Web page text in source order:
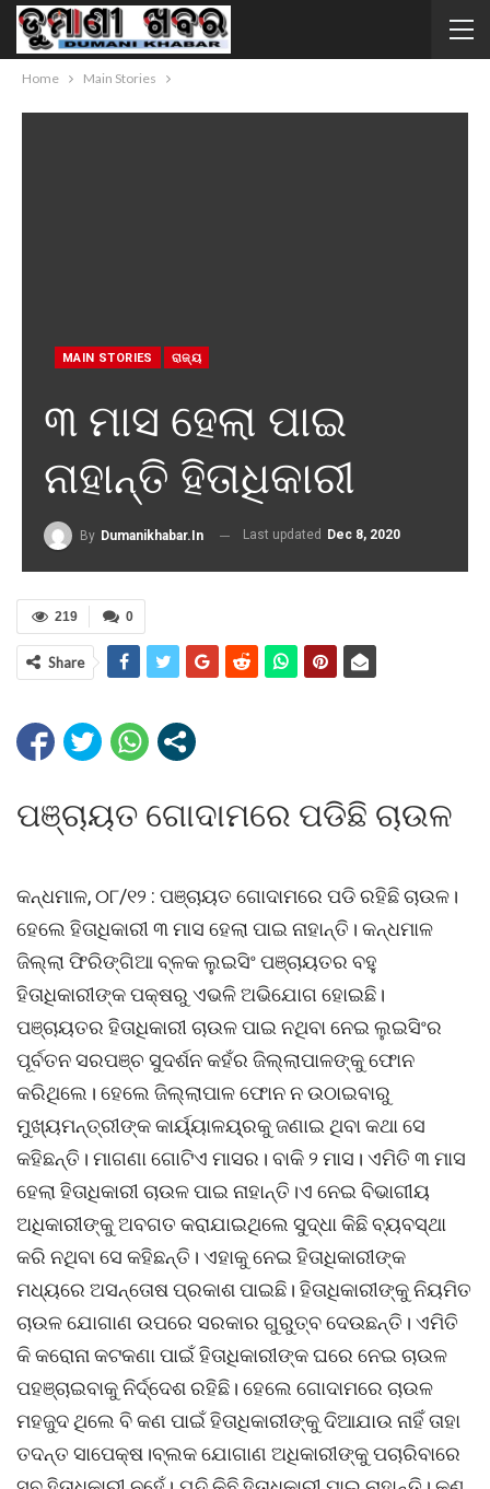
Home Main Stories
MAIN STORIES ରାଜ୍ୟ
୩ ମାସ ହେଲା ପାଇ
ନାହାନ୍ତି ହିତାଧିକାରୀ
By Dumanikhabar.in Last updated Dec 8, 2020
0
219
Share
ପଞ୍ଚା‌ୟତ ଗୋଦାମରେ ପଡିଛି ଚାଉଳ
କନ୍ଧମାଳ, ୦୮/୧୨ : ପଞ୍ଚାୟତ ଗୋଦାମରେ ପଡି ରହିଛି ଚାଉଳ।
ହେଲେ ହିତାଧିକାରୀ ୩ ମାସ ହେଲା ପାଇ ନାହାନ୍ତି। କନ୍ଧମାଳ
ଜିଲ୍ଲା ଫିରିଙ୍ଗିଆ ବ୍ଳକ ଲୁଇସିଂ ପଞ୍ଚାୟତର ବହୁ
ହିତାଧିକାରୀଙ୍କ ପକ୍ଷରୁ ଏଭଳି ଅଭିଯୋଗ ହୋଇଛି।
ପଞ୍ଚାୟତର ହିତାଧିକାରୀ ଚାଉଳ ପାଇ ନଥିବା ନେଇ ଲୁଇସିଂର
ପୂର୍ବତନ ସରପଞ୍ଚ ସୁଦର୍ଶନ କହଁର ଜିଲ୍ଲାପାଳଙ୍କୁ ଫୋନ
କରିଥିଲେ। ହେଲେ ଜିଲ୍ଲାପାଳ ଫୋନ ନ ଉଠାଇବାରୁ
ମୁଖ୍ୟମନ୍ତ୍ରୀଙ୍କ କାର୍ୟ୍ୟାଳୟ୍ରକୁ ଜଣାଇ ଥିବା କଥା ସେ
କହିଛନ୍ତି। ମାଗଣା ଗୋଟିଏ ମାସର। ବାକି ୨ ମାସ। ଏମିତି ୩ ମାସ
ହେଲା ହିତାଧିକାରୀ ଚାଉଳ ପାଇ ନାହାନ୍ତି।ଏ ନେଇ ବିଭାଗୀୟ
ଅଧିକାରୀଙ୍କୁ ଅବଗତ କରାଯାଇଥିଲେ ସୁଦ୍ଧା କିଛି ବ୍ୟବସ୍ଥା
କରି ନଥିବା ସେ କହିଛନ୍ତି। ଏହାକୁ ନେଇ ହିତାଧିକାରୀଙ୍କ
ମଧ୍ୟରେ ଅସନ୍ତୋଷ ପ୍ରକାଶ ପାଇଛି। ହିତାଧିକାରୀଙ୍କୁ ନିୟମିତ
ଚାଉଳ ଯୋଗାଣ ଉପରେ ସରକାର ଗୁରୁତ୍ବ ଦେଉଛନ୍ତି। ଏମିତି
କି କରୋନା କଟକଣା ପାଇଁ ହିତାଧିକାରୀଙ୍କ ଘରେ ନେଇ ଚାଉଳ
ପହଞ୍ଚାଇବାକୁ ନିର୍ଦ୍ଦେଶ ରହିଛି। ହେଲେ ଗୋଦାମରେ ଚାଉଳ
ମହଜୁଦ ଥିଲେ ବି କଣ ପାଇଁ ହିତାଧିକାରୀଙ୍କୁ ଦିଆଯାଉ ନାହିଁ ତାହା
ତଦନ୍ତ ସାପେକ୍ଷ।ବ୍ଲକ ଯୋଗାଣ ଅଧିକାରୀଙ୍କୁ ପଚାରିବାରେ